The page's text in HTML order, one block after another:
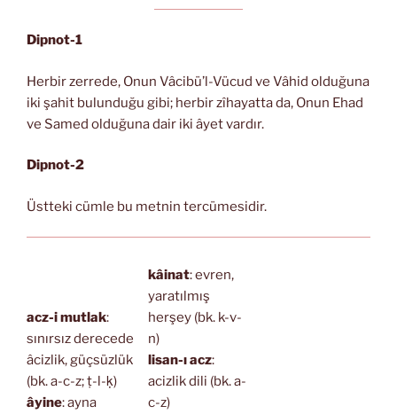
Dipnot-1
Herbir zerrede, Onun Vâcibü’l-Vücud ve Vâhid olduğuna
iki şahit bulunduğu gibi; herbir zîhayatta da, Onun Ehad
ve Samed olduğuna dair iki âyet vardır.
Dipnot-2
Üstteki cümle bu metnin tercümesidir.
acz-i mutlak:
sınırsız derecede
âcizlik, güçsüzlük
(bk. a-c-z; ṭ-l-ḳ)
âyine: ayna
kâinat: evren,
yaratılmış
herşey (bk. k-v-
n)
lisan-ı acz:
acizlik dili (bk. a-
c-z)